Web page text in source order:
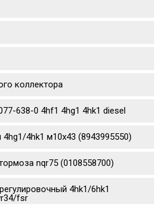
коллектора
638-0 4hf1 4hg1 4hk1 diesel
4hk1 м10х43 (8943995550)
nqr75 (0108558700)
4hk1/6hk1
fsr